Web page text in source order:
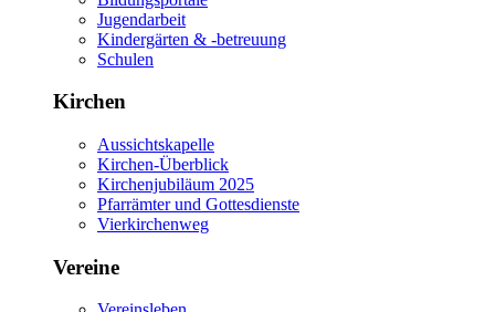
Jugendarbeit
Kindergärten & -betreuung
Schulen
Kirchen
Aussichtskapelle
Kirchen-Überblick
Kirchenjubiläum 2025
Pfarrämter und Gottesdienste
Vierkirchenweg
Vereine